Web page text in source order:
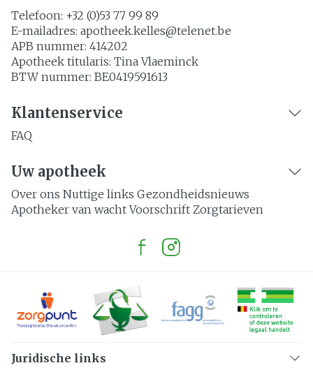
Telefoon: +32 (0)53 77 99 89
E-mailadres: apotheek.kelles@telenet.be
APB nummer: 414202
Apotheek titularis: Tina Vlaeminck
BTW nummer: BE0419591613
Klantenservice
FAQ
Uw apotheek
Over ons Nuttige links Gezondheidsnieuws
Apotheker van wacht Voorschrift Zorgtarieven
Juridische links